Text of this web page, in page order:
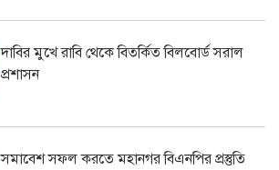
দাবির মুখে রাবি থেকে বিতর্কিত বিলবোর্ড সরাল
প্রশাসন
সমাবেশ সফল করতে মহানগর বিএনপির প্রস্তুতি